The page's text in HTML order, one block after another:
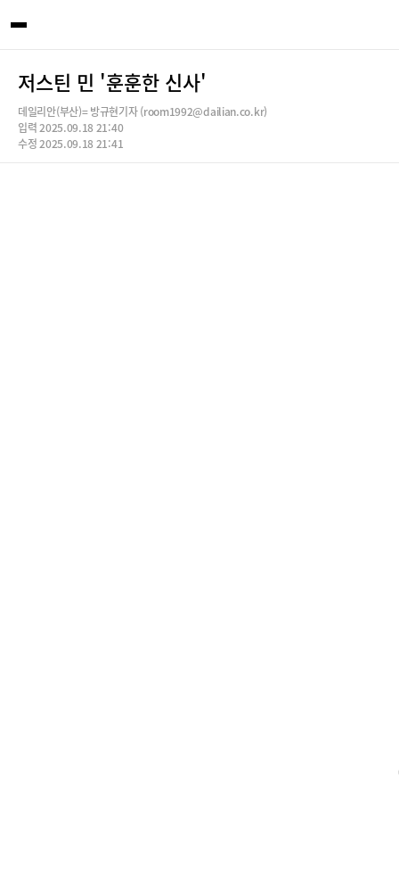
저스틴 민 '훈훈한 신사'
데일리안(부산)= 방규현기자 (room1992@dailian.co.kr)
입력 2025.09.18 21:40
수정 2025.09.18 21:41